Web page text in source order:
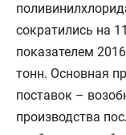
сократились на
показателем
тонн. Основная
поставок –
производства